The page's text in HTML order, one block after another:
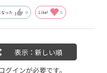
った 0 Like! 0
表示：新しい順
グインが必要です。